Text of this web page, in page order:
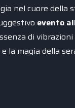
nel cuore della
evento
di
la magia della